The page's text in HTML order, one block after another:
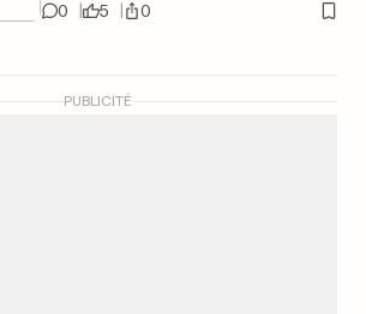
0 5 0
PUBLICITÉ